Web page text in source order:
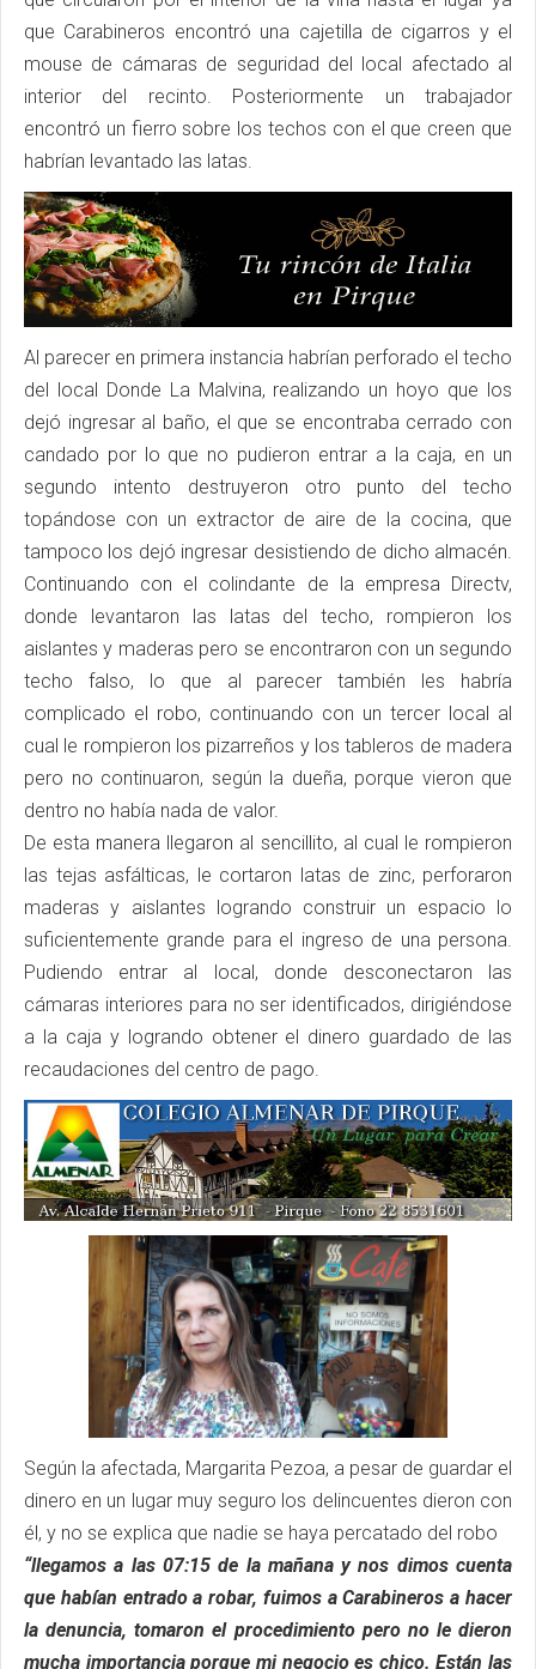
que Carabineros encontró una cajetilla de cigarros y el
mouse de cámaras de seguridad del local afectado al
interior del recinto. Posteriormente un trabajador
encontró un fierro sobre los techos con el que creen que
habrían levantado las latas.
Al parecer en primera instancia habrían perforado el techo
del local Donde La Malvina, realizando un hoyo que los
dejó ingresar al baño, el que se encontraba cerrado con
candado por lo que no pudieron entrar a la caja, en un
segundo intento destruyeron otro punto del techo
topándose con un extractor de aire de la cocina, que
tampoco los dejó ingresar desistiendo de dicho almacén.
Continuando con el colindante de la empresa Directv,
donde levantaron las latas del techo, rompieron los
aislantes y maderas pero se encontraron con un segundo
techo falso, lo que al parecer también les habría
complicado el robo, continuando con un tercer local al
cual le rompieron los pizarreños y los tableros de madera
pero no continuaron, según la dueña, porque vieron que
dentro no había nada de valor.
De esta manera llegaron al sencillito, al cual le rompieron
las tejas asfálticas, le cortaron latas de zinc, perforaron
maderas y aislantes logrando construir un espacio lo
suficientemente grande para el ingreso de una persona.
Pudiendo entrar al local, donde desconectaron las
cámaras interiores para no ser identificados, dirigiéndose
a la caja y logrando obtener el dinero guardado de las
recaudaciones del centro de pago.
Según la afectada, Margarita Pezoa, a pesar de guardar el
dinero en un lugar muy seguro los delincuentes dieron con
él, y no se explica que nadie se haya percatado del robo
“llegamos a las 07:15 de la mañana y nos dimos cuenta
que habían entrado a robar, fuimos a Carabineros a hacer
la denuncia, tomaron el procedimiento pero no le dieron
mucha importancia porque mi negocio es chico. Están las